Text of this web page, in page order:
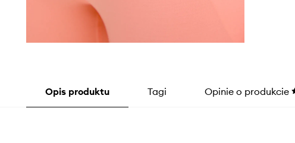
Opis produktu Tagi Opinie o produkcie